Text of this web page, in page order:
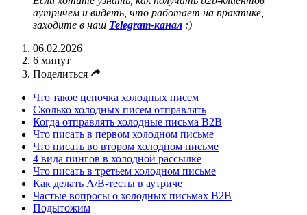
аутричем и видеть, что работает на практике,
заходите в наш Telegram-канал :)
06.02.2026
6 минут
Поделиться
Что такое цепочка холодных писем
Сколько холодных писем отправлять
Когда отправлять холодные письма B2B
Что писать в первом холодном письме
Что писать во втором холодном письме
4 вида пингов в холодной рассылке
Что писать в третьем холодном письме
Как делать A/B-тесты в аутриче
Частые вопросы о холодных письмах B2B
Подытожим